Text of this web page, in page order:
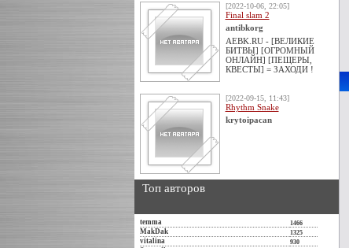
[2022-10-06, 22:05]
Final slam 2
antibkorg
AEBK.RU - [ВЕЛИКИЕ
БИТВЫ] [ОГРОМНЫЙ
ОНЛАЙН] [ПЕЩЕРЫ,
КВЕСТЫ] = ЗАХОДИ !
[2022-09-15, 11:43]
Rhythm Snake
krytoipacan
Топ авторов
temma 1466
MakDak 1325
vitalina 930